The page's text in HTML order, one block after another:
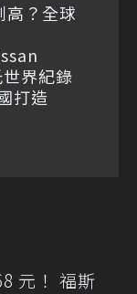
高？全球
界紀錄
打造
元！ 福斯